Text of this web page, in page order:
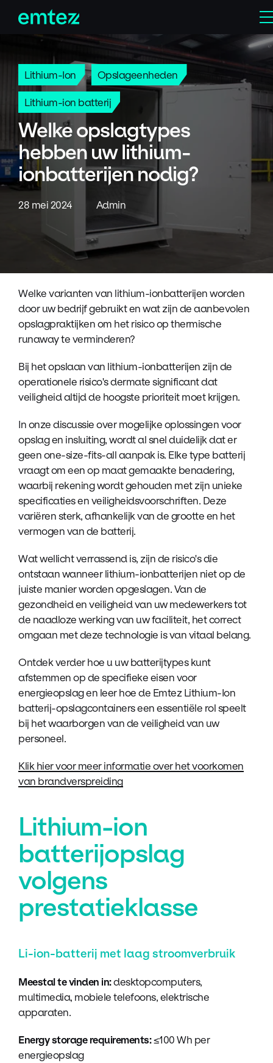
Lithium-Ion Opslageenheden
Lithium-ion batterij
Welke opslagtypes
hebben uw lithium-
ionbatterijen nodig?
28 mei 2024 Admin
Welke varianten van lithium-ionbatterijen worden
door uw bedrijf gebruikt en wat zijn de aanbevolen
opslagpraktijken om het risico op thermische
runaway te verminderen?
Bij het opslaan van lithium-ionbatterijen zijn de
operationele risico's dermate significant dat
veiligheid altijd de hoogste prioriteit moet krijgen.
In onze discussie over mogelijke oplossingen voor
opslag en insluiting, wordt al snel duidelijk dat er
geen one-size-fits-all aanpak is. Elke type batterij
vraagt om een op maat gemaakte benadering,
waarbij rekening wordt gehouden met zijn unieke
specificaties en veiligheidsvoorschriften. Deze
variëren sterk, afhankelijk van de grootte en het
vermogen van de batterij.
Wat wellicht verrassend is, zijn de risico's die
ontstaan wanneer lithium-ionbatterijen niet op de
juiste manier worden opgeslagen. Van de
gezondheid en veiligheid van uw medewerkers tot
de naadloze werking van uw faciliteit, het correct
omgaan met deze technologie is van vitaal belang.
Ontdek verder hoe u uw batterijtypes kunt
afstemmen op de specifieke eisen voor
energieopslag en leer hoe de Emtez Lithium-Ion
batterij-opslagcontainers een essentiële rol speelt
bij het waarborgen van de veiligheid van uw
personeel.
Klik hier voor meer informatie over het voorkomen
van brandverspreiding
Lithium-ion
batterijopslag
volgens
prestatieklasse
Li-ion-batterij met laag stroomverbruik
Meestal te vinden in:desktopcomputers,
multimedia, mobiele telefoons, elektrische
apparaten.
Energy storage requirements:≤100 Wh per
energieopslag